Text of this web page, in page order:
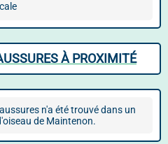
À PROXIMITÉ
n'a été trouvé dans un
de Maintenon.